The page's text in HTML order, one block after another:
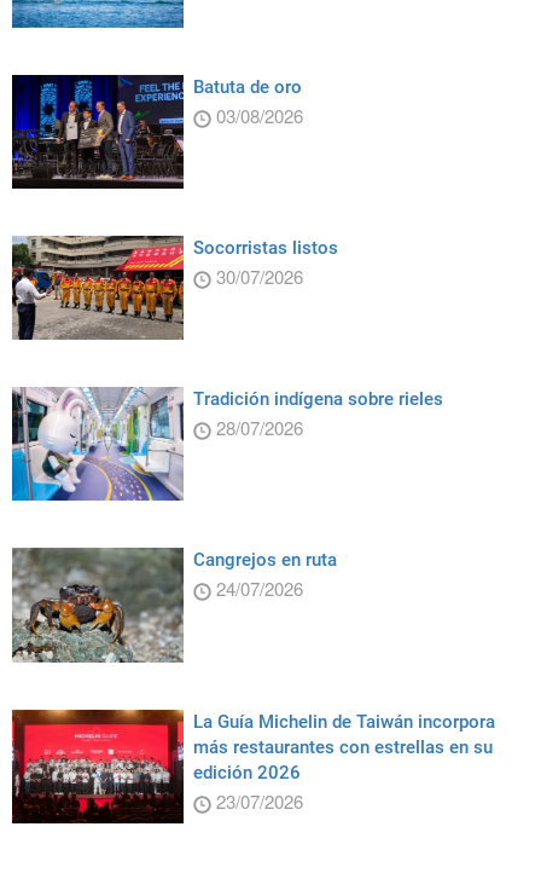
Batuta de oro
03/08/2026
Socorristas listos
30/07/2026
Tradición indígena sobre rieles
28/07/2026
Cangrejos en ruta
24/07/2026
La Guía Michelin de Taiwán incorpora
más restaurantes con estrellas en su
edición 2026
23/07/2026